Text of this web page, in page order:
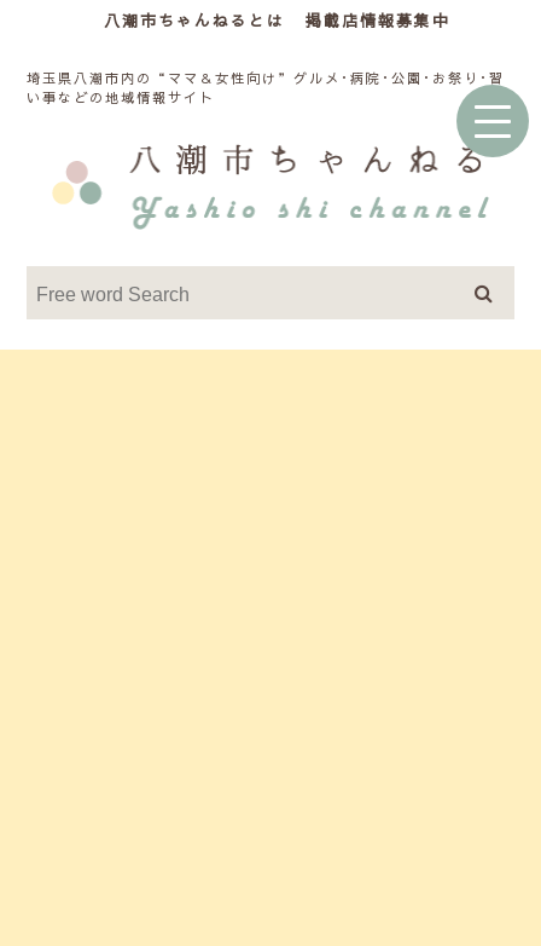
八潮市ちゃんねるとは 掲載店情報募集中
埼玉県八潮市内の“ママ＆女性向け”グルメ･病院･公園･お祭り･習
い事などの地域情報サイト